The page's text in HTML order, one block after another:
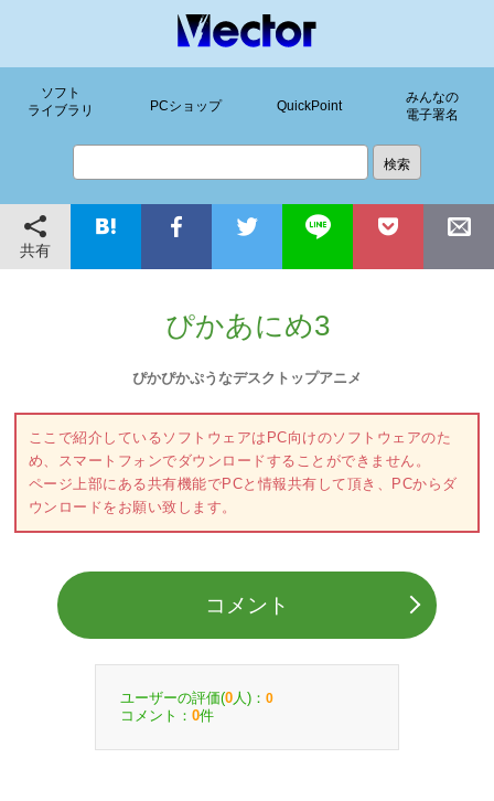
ソフト
ライブラリ
PCショップ QuickPoint
みんなの
電子署名
共有
ぴかあにめ3
ぴかぴかぷうなデスクトップアニメ
ここで紹介しているソフトウェアはPC向けのソフトウェアのた
め、スマートフォンでダウンロードすることができません。
ページ上部にある共有機能でPCと情報共有して頂き、PCからダ
ウンロードをお願い致します。
コメント
ユーザーの評価(0 人)： 0
コメント： 0件